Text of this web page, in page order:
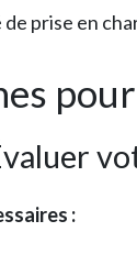
de prise en
: